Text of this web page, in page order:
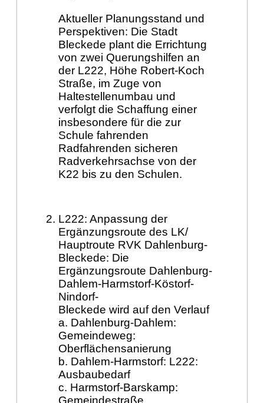
Aktueller Planungsstand und
Perspektiven: Die Stadt
Bleckede plant die Errichtung
von zwei Querungshilfen an
der L222, Höhe Robert-Koch
Straße, im Zuge von
Haltestellenumbau und
verfolgt die Schaffung einer
insbesondere für die zur
Schule fahrenden
Radfahrenden sicheren
Radverkehrsachse von der
K22 bis zu den Schulen.
L222: Anpassung der
Ergänzungsroute des LK/
Hauptroute RVK Dahlenburg-
Bleckede: Die
Ergänzungsroute Dahlenburg-
Dahlem-Harmstorf-Köstorf-
Nindorf-
Bleckede wird auf den Verlauf
a. Dahlenburg-Dahlem:
Gemeindeweg:
Oberflächensanierung
b. Dahlem-Harmstorf: L222:
Ausbaubedarf
c. Harmstorf-Barskamp:
Gemeindestraße